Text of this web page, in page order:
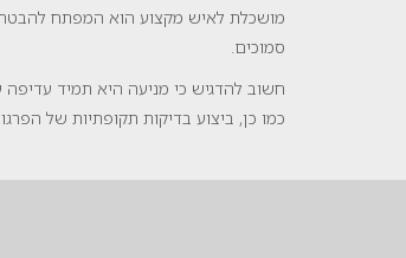
מושכלת לאיש מקצוע הוא המפתח להבטחת
סמוכים.
חשוב להדגיש כי מניעה היא תמיד עדיפה
כמו כן, ביצוע בדיקות תקופתיות של